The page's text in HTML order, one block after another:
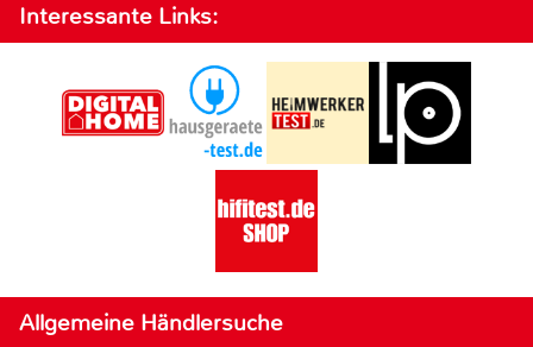
Interessante Links:
Allgemeine Händlersuche